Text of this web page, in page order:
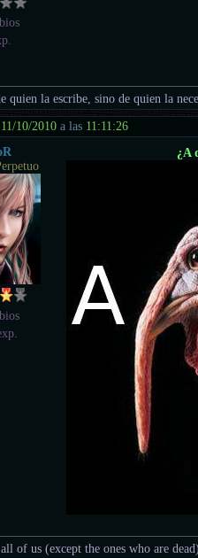
quien la escribe, sino de quien la
11/10/2010 a las 11:11:26
¿A
of us (except the ones who are